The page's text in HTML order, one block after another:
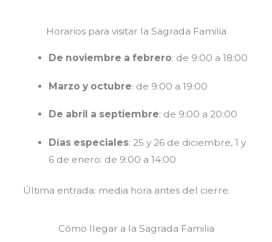
Horarios para visitar la Sagrada Familia
De noviembre a febrero: de 9:00 a 18:00
Marzo y octubre: de 9:00 a 19:00
De abril a septiembre: de 9:00 a 20:00
Días especiales: 25 y 26 de diciembre, 1 y
6 de enero: de 9:00 a 14:00
Última entrada: media hora antes del cierre.
Cómo llegar a la Sagrada Familia